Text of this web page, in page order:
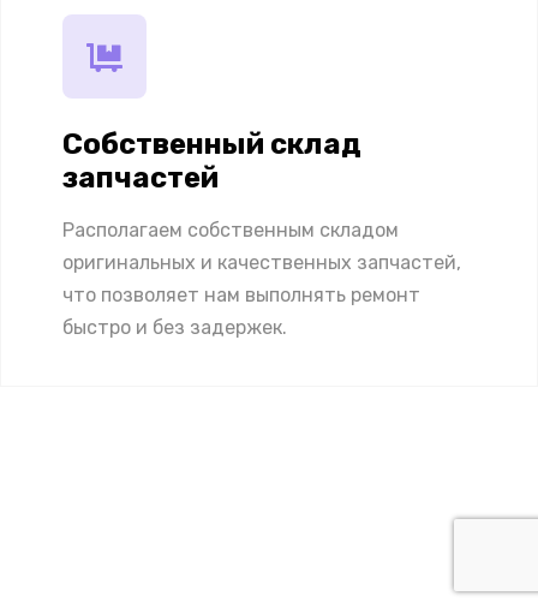
Собственный склад
запчастей
Располагаем собственным складом
оригинальных и качественных запчастей,
что позволяет нам выполнять ремонт
быстро и без задержек.